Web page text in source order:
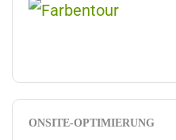
ONSITE-OPTIMIERUNG